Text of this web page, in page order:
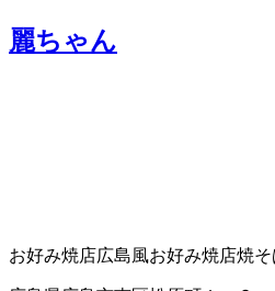
麗ちゃん
お好み焼店広島風お好み焼店焼